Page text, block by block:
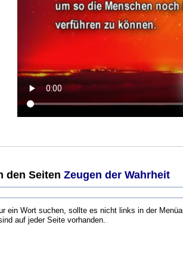
den Seiten Zeugen der Wahrheit
ein Wort suchen, sollte es nicht links in der
auf jeder Seite vorhanden..